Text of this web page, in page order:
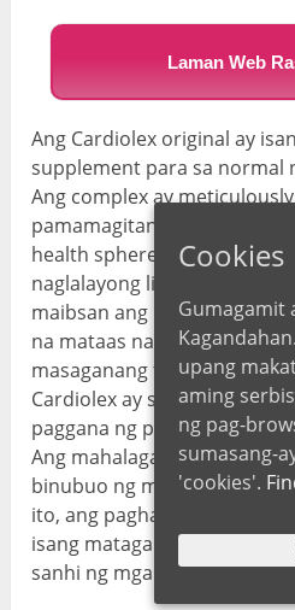
Laman Web
Ang Cardiolex original ay
supplement para sa normal
Ang complex ay
pamamagitan ng mga
health sphere. Ang mabisang
naglalayong linisin ang mga
maibsan ang mga sintomas
na mataas na presyon ng
masaganang timpla ng mga
Cardiolex ay synergistically
paggana ng puso at
Ang mahalaga, ang
binubuo ng mga bio-based
ito, ang paghahanda ay
isang matagal na panahon
sanhi ng mga mapanganib
Cookies
Gumagamit
upang
aming
ng pag-
sumasang-
'cookies'.